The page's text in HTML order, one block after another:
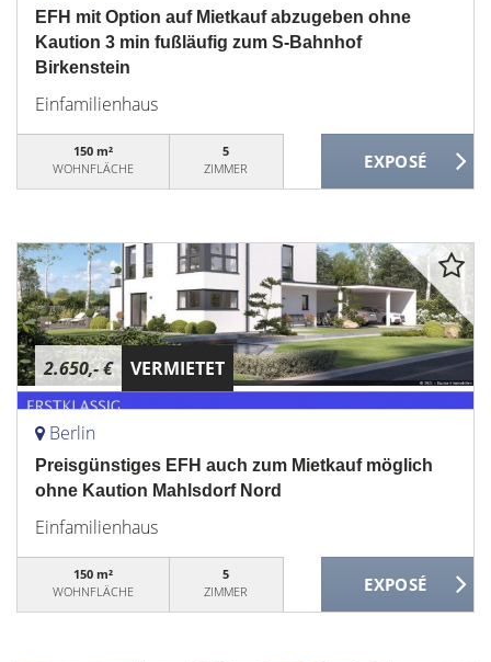
EFH mit Option auf Mietkauf abzugeben ohne
Kaution 3 min fußläufig zum S-Bahnhof
Birkenstein
Einfamilienhaus
150 m²
WOHNFLÄCHE
5
ZIMMER
2.650,- € VERMIETET
Berlin
Preisgünstiges EFH auch zum Mietkauf möglich
ohne Kaution Mahlsdorf Nord
Einfamilienhaus
150 m²
WOHNFLÄCHE
5
ZIMMER